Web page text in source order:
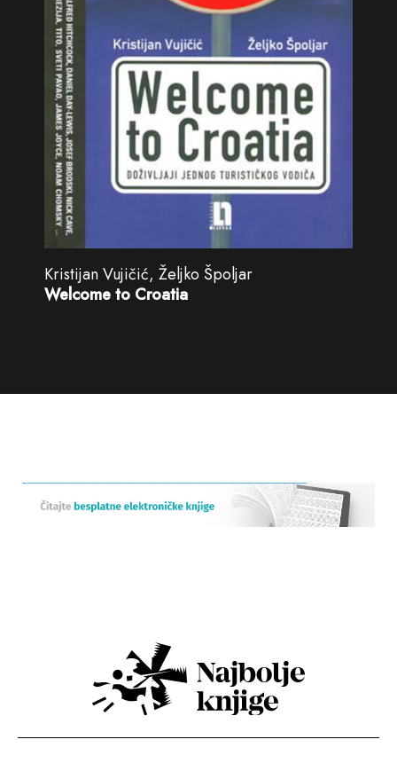
Kristijan Vujičić, Željko Špoljar
Welcome to Croatia